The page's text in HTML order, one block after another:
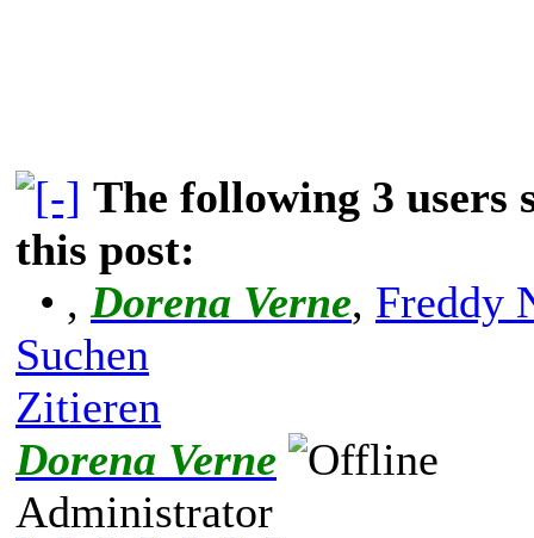
The following 3 users
this post:
• , Dorena Verne, Freddy
Suchen
Zitieren
Dorena Verne
Administrator